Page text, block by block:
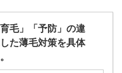
育毛」「予防」の違
た薄毛対策を具体